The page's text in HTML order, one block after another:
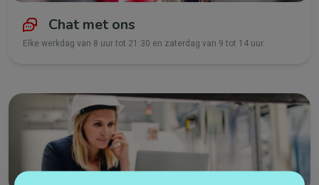
Chat met ons
Elke werkdag van 8 uur tot 21:30 en zaterdag van 9 tot 14 uur.